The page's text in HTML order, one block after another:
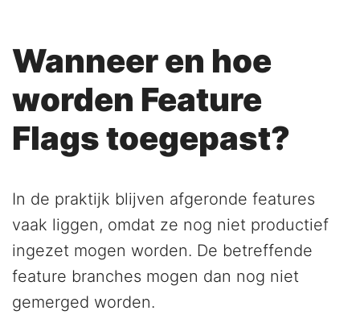
Wanneer en hoe
worden Feature
Flags toegepast?
In de praktijk blijven afgeronde features
vaak liggen, omdat ze nog niet productief
ingezet mogen worden. De betreffende
feature branches mogen dan nog niet
gemerged worden.